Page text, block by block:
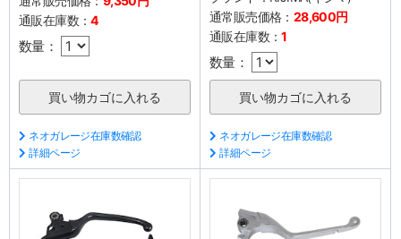
通販在庫数：4
数量：
ネオガレージ在庫数確認
詳細ページ
通常販売価格： 28,600円
通販在庫数：1
数量：
ネオガレージ在庫数確認
詳細ページ